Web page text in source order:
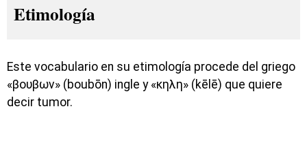
Etimología
Este vocabulario en su etimología procede del griego
«βουβων» (boubōn) ingle y «κηλη» (kēlē) que quiere
decir tumor.